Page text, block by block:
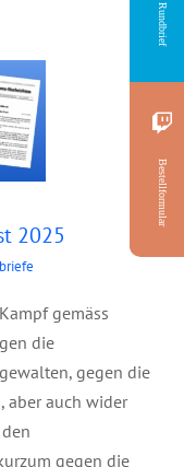
2025
gemäss
die
gegen die
aber auch wider
gegen die
Rundbrief
Bestellformular